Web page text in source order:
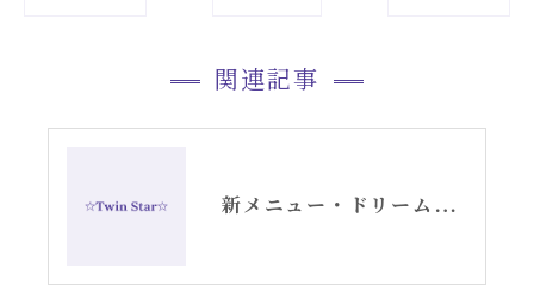
関連記事
新メニュー・ドリームデコードセッションお知らせ